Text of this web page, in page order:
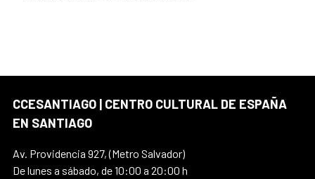
CCESANTIAGO | CENTRO CULTURAL DE ESPAÑA
EN SANTIAGO
Av. Providencia 927, (Metro Salvador)
De lunes a sábado, de 10:00 a 20:00 h